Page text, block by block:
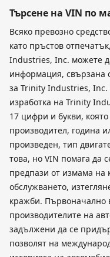
Търсене на VIN по
Всяко превозно
като пръстов
Industries, Inc. можете
информация, свързана
за Trinity Industries, Inc.
изработка на Trinity
17 цифри и букви,
производител, година
произведен, тип
това, но VIN помага да
предпази от измама на
обслужването,
кражби. Първоначално
производителите на
задължени да се
позволят на